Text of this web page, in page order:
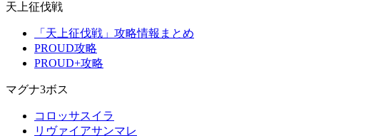
天上征伐戦
「天上征伐戦」攻略情報まとめ
PROUD攻略
PROUD+攻略
マグナ3ボス
コロッサスイラ
リヴァイアサンマレ